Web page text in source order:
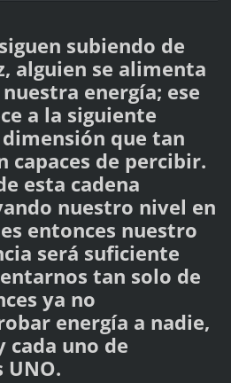
subiendo de
alguien se alimenta
energía; ese
a la siguiente
que tan
capaces de percibir.
esta cadena
nuestro nivel en
entonces nuestro
será suficiente
tan solo de
ya no
energía a nadie,
cada uno de
UNO.